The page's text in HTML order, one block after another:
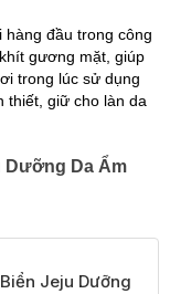
hàng đầu trong công
gương mặt, giúp
trong lúc sử dụng
thiết, giữ cho làn da
Dưỡng Da Ẩm
Jeju Dưỡng